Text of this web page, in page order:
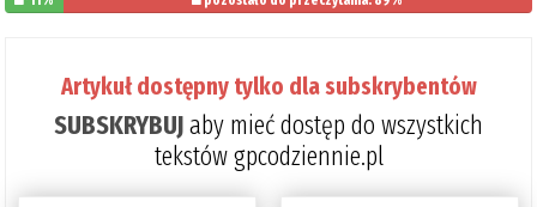
Artykuł dostępny tylko dla subskrybentów
SUBSKRYBUJaby mieć dostęp do wszystkich
tekstów gpcodziennie.pl